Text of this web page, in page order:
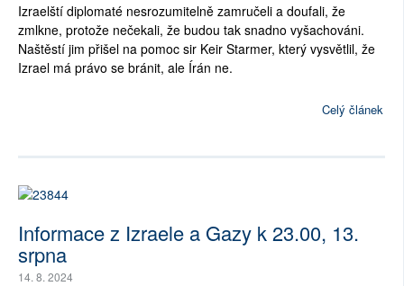
Izraelští diplomaté nesrozumitelně zamručeli a doufali, že
zmlkne, protože nečekali, že budou tak snadno vyšachováni.
Naštěstí jim přišel na pomoc sir Keir Starmer, který vysvětlil, že
Izrael má právo se bránit, ale Írán ne.
Celý článek
Informace z Izraele a Gazy k 23.00, 13.
srpna
14. 8. 2024